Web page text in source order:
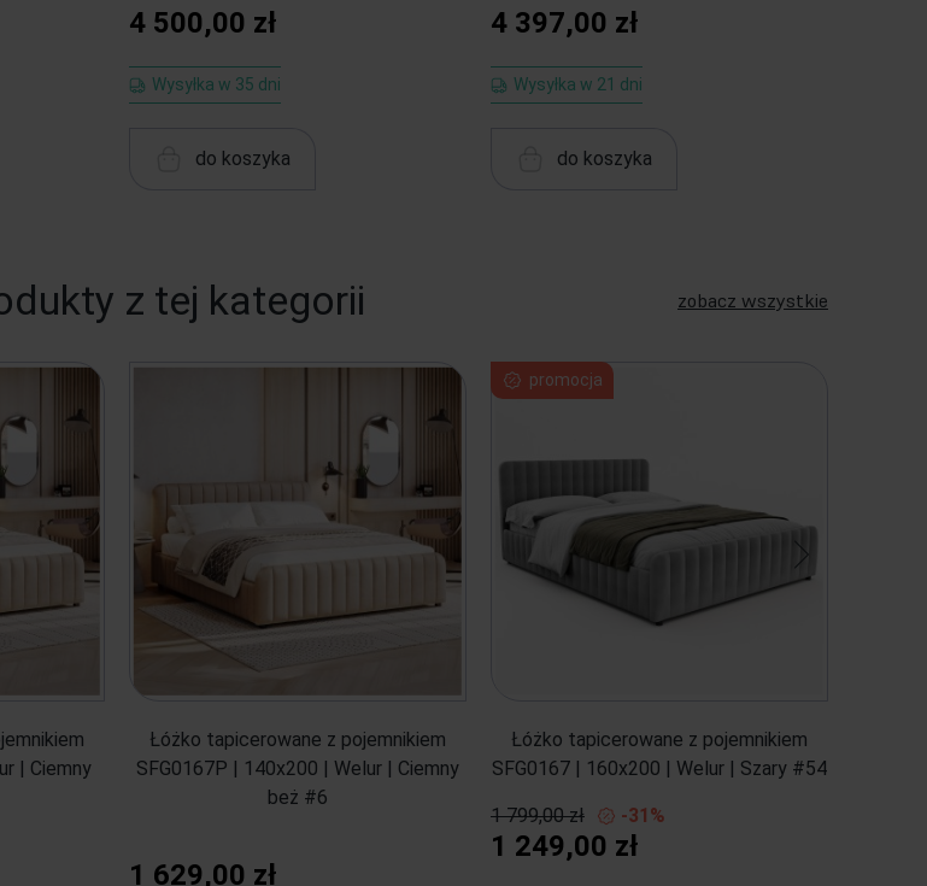
4 500,00 zł
Wysyłka w 35 dni
do koszyka
4 397,00 zł
Wysyłka w 21 dni
do koszyka
z tej kategorii zobacz wszystkie
| Ciemny
Łóżko tapicerowane z pojemnikiem
SFG0167P | 140x200 | Welur | Ciemny
beż #6
1 629,00 zł
Łóżko tapicerowane z pojemnikiem
SFG0167 | 160x200 | Welur | Szary #54
1 799,00 zł -31%
1 249,00 zł
promocja